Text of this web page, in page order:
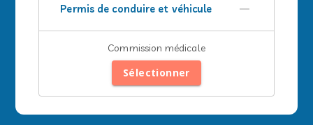
Permis de conduire et véhicule
Commission médicale
Sélectionner